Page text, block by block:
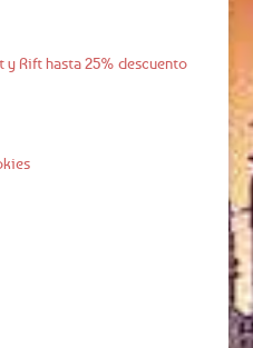
y Rift hasta 25% descuento